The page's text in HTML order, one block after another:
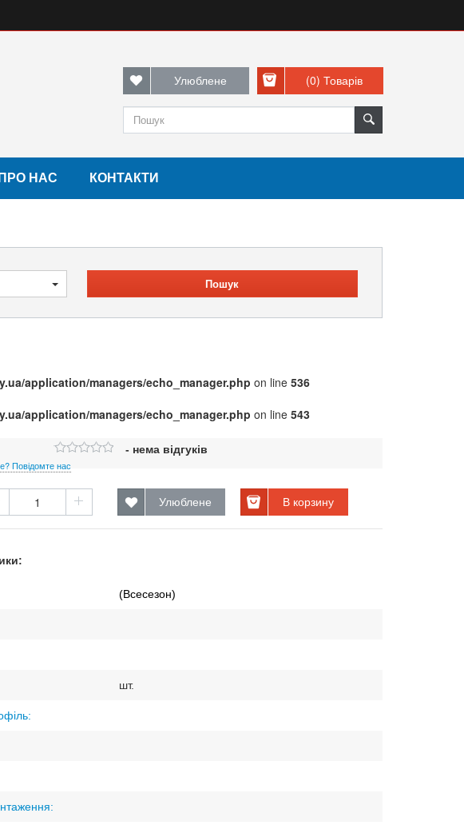
Улюблене (0) Товарів
ПРО НАС КОНТАКТИ
Пошук
application/managers/echo_manager.php on line 536
application/managers/echo_manager.php on line 543
- нема відгуків
Повідомте нас
Улюблене В корзину
(Всесезон)
шт.